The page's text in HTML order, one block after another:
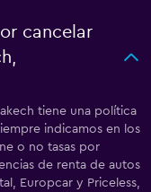
cancelar
tiene una política
indicamos en los
o no tasas por
de renta de autos
Europcar y Priceless,